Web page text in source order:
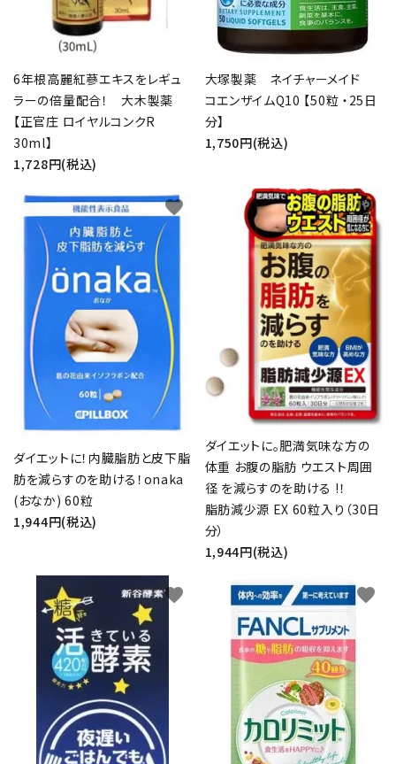
6年根高麗紅蔘エキスをレギュ
ラーの倍量配合！ 大木製薬
【正官庄 ロイヤルコンクR
30ml】
1,728円(税込)
大塚製薬 ネイチャーメイド
コエンザイムQ10 【50粒 ・25日
分】
1,750円(税込)
ダイエットに！内臓脂肪と皮下脂
肪を減らすのを助ける！onaka
(おなか) 60粒
1,944円(税込)
favorite
ダイエットに。肥満気味な方の
体重 お腹の脂肪 ウエスト周囲
径 を減らすのを助ける !！
脂肪減少源 EX 60粒入り（30日
分）
1,944円(税込)
favorite
favorite favorite
キーワード
カテゴリー
close